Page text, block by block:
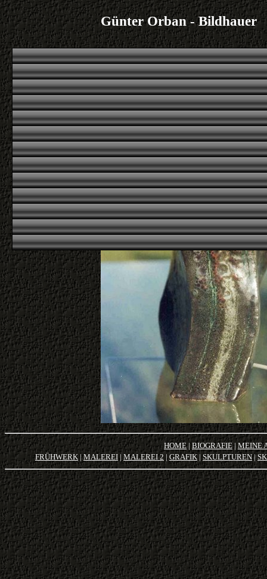
Günter Orban - Bildhauer
Übersicht |erstes|voriges|nächstes|letztes
HOME | BIOGRAFIE | MEINE
FRÜHWERK |MALEREI| MALEREI 2 | GRAFIK| SKULPTUREN|